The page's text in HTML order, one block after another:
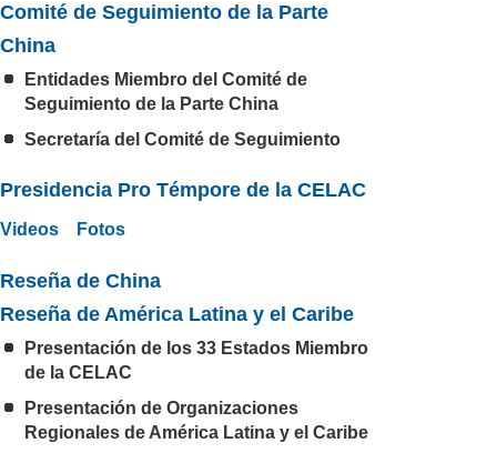
Comité de Seguimiento de la Parte
China
Entidades Miembro del Comité de
Seguimiento de la Parte China
Secretaría del Comité de Seguimiento
Presidencia Pro Témpore de la CELAC
Videos Fotos
Reseña de China
Reseña de América Latina y el Caribe
Presentación de los 33 Estados Miembro
de la CELAC
Presentación de Organizaciones
Regionales de América Latina y el Caribe